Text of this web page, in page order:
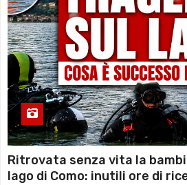
Ritrovata senza vita la
lago di Como: inutili ore di